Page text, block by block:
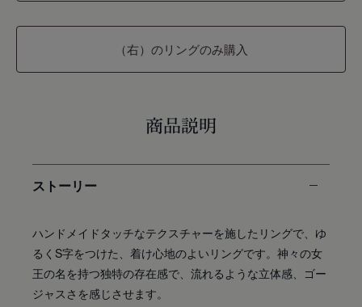
（右）のリングのみ購入
商品説明
ストーリー
ハンドメイドタッチなテクスチャーを施したリングで、ゆ
るくS字をつけた、着け心地のよいリングです。神々の女
王の名を持つ独特の存在感で、流れるような立体感、ゴー
ジャスさを感じさせます。